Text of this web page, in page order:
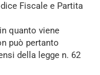
Fiscale e Partita
quanto viene
può pertanto
della legge n. 62